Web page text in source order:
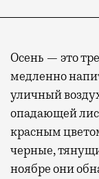
Осень — это
медленно
уличный
опадающей
красным
черные,
ноябре они